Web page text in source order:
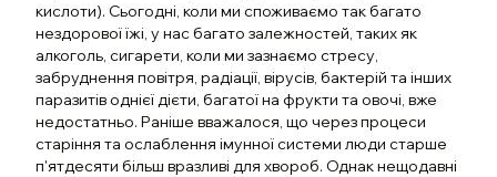
кислоти). Сьогодні, коли ми споживаємо так багато
нездорової їжі, у нас багато залежностей, таких як
алкоголь, сигарети, коли ми зазнаємо стресу,
забруднення повітря, радіації, вірусів, бактерій та інших
паразитів однієї дієти, багатої на фрукти та овочі, вже
недостатньо. Раніше вважалося, що через процеси
старіння та ослаблення імунної системи люди старше
п'ятдесяти більш вразливі для хвороб. Однак нещодавні